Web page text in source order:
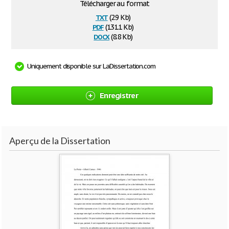
Télécharger au format
txt(2.9 Kb)
pdf(131.1 Kb)
docx(8.8 Kb)
Uniquement disponible sur LaDissertation.com
Enregistrer
Aperçu de la Dissertation